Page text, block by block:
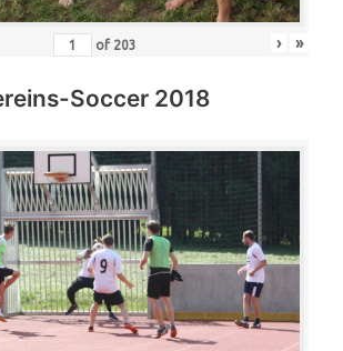
of 203 › »
Soccer 2018